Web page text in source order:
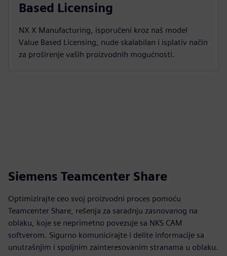
Based Licensing
NX X Manufacturing, isporučeni kroz naš model
Value Based Licensing, nude skalabilan i isplativ način
za proširenje vaših proizvodnih mogućnosti.
Siemens Teamcenter Share
Optimizirajte ceo svoj proizvodni proces pomoću
Teamcenter Share, rešenja za saradnju zasnovanog na
oblaku, koje se neprimetno povezuje sa NKS CAM
softverom. Sigurno komunicirajte i delite informacije sa
unutrašnjim i spoljnim zainteresovanim stranama u oblaku.